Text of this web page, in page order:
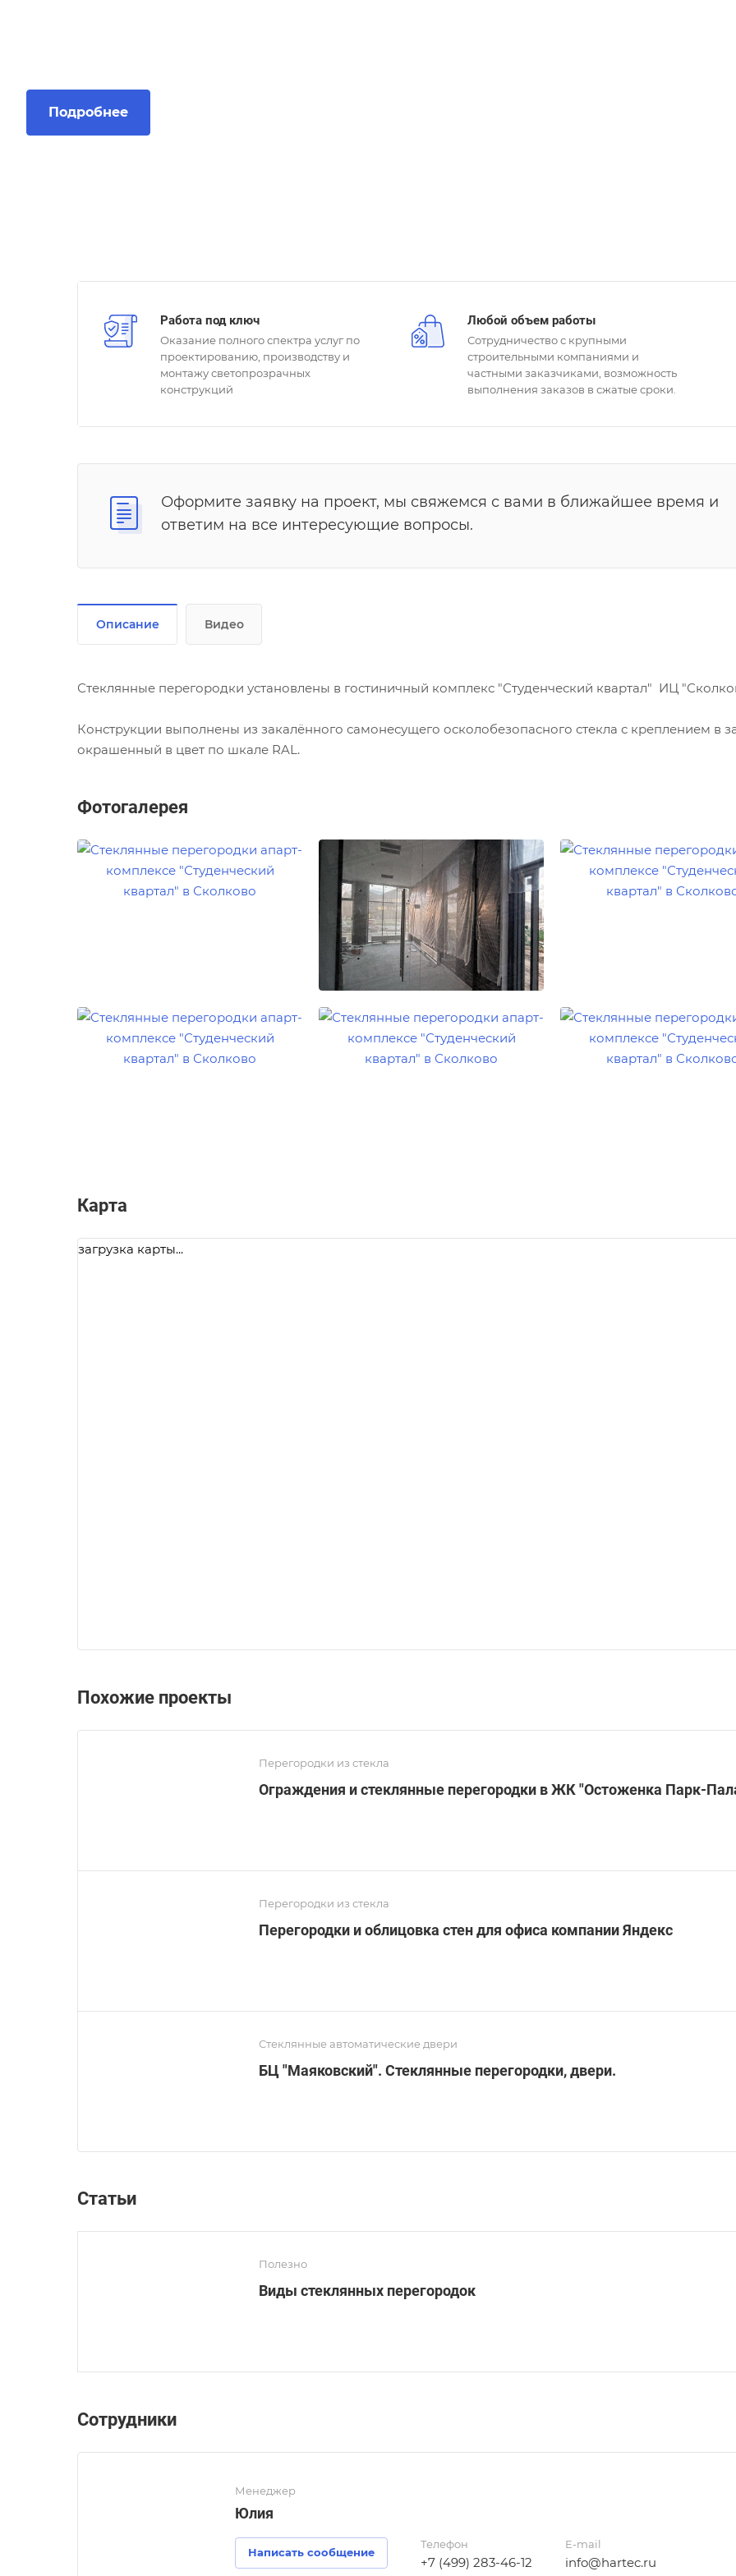
Подробнее
Работа под ключ
Оказание полного спектра услуг по
проектированию, производству и
монтажу светопрозрачных
конструкций
Любой объем работы
Сотрудничество с крупными
строительными компаниями и
частными заказчиками, возможность
выполнения заказов в сжатые сроки.
Оформите заявку на проект, мы свяжемся с вами в ближайшее время и
ответим на все интересующие вопросы.
Описание Видео
Стеклянные перегородки установлены в гостиничный комплекс "Студенческий квартал" ИЦ
Конструкции выполнены из закалённого самонесущего осколобезопасного стекла с креплением
окрашенный в цвет по шкале RAL.
Фотогалерея
Карта
загрузка карты...
Похожие проекты
Перегородки из стекла
Ограждения и стеклянные перегородки в ЖК "Остоженка Парк-
Перегородки из стекла
Перегородки и облицовка стен для офиса компании Яндекс
Стеклянные автоматические двери
БЦ "Маяковский". Стеклянные перегородки, двери.
Статьи
Полезно
Виды стеклянных перегородок
Сотрудники
Менеджер
Юлия
Написать сообщение
Телефон
+7 (499) 283-46-12
E-mail
info@hartec.ru